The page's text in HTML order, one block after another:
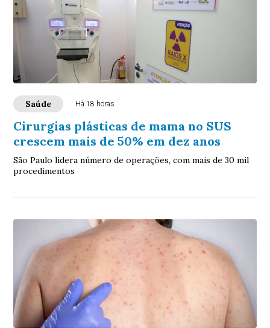
Saúde Há 18 horas
Cirurgias plásticas de mama no SUS
crescem mais de 50% em dez anos
São Paulo lidera número de operações, com mais de 30 mil
procedimentos